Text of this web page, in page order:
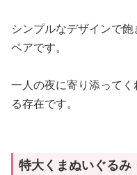
シンプルなデザインで
ベアです。
一人の夜に寄り添って
る存在です。
特大くまぬいぐるみ